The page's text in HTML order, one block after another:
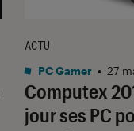
Computex
jour ses PC
ACTU
PC Gamer • 27